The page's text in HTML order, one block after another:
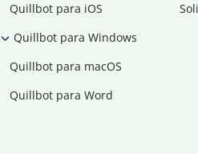
Quillbot para iOS
Quillbot para Windows
Quillbot para macOS
Quillbot para Word